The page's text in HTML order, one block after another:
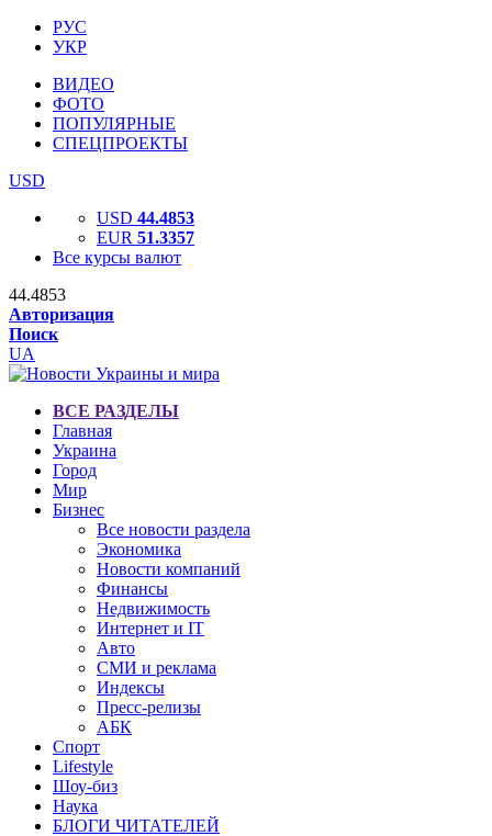
РУС
УКР
ВИДЕО
ФОТО
ПОПУЛЯРНЫЕ
СПЕЦПРОЕКТЫ
USD
USD 44.4853
EUR 51.3357
Все курсы валют
44.4853
Авторизация
Поиск
UA
ВСЕ РАЗДЕЛЫ
Главная
Украина
Город
Мир
Бизнес
Все новости раздела
Экономика
Новости компаний
Финансы
Недвижимость
Интернет и IT
Авто
СМИ и реклама
Индексы
Пресс-релизы
АБК
Спорт
Lifestyle
Шоу-биз
Наука
БЛОГИ ЧИТАТЕЛЕЙ